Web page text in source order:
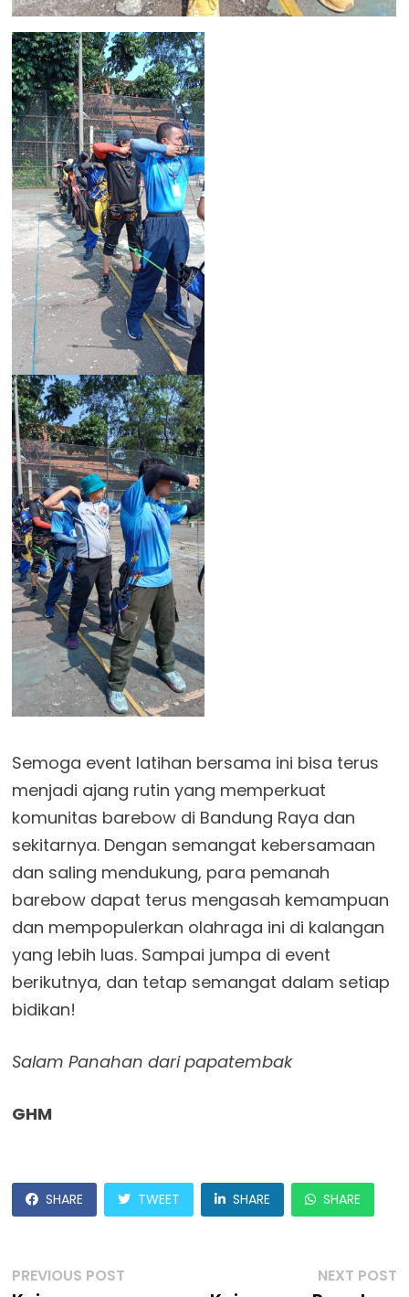
Semoga event latihan bersama ini bisa terus
menjadi ajang rutin yang memperkuat
komunitas barebow di Bandung Raya dan
sekitarnya. Dengan semangat kebersamaan
dan saling mendukung, para pemanah
barebow dapat terus mengasah kemampuan
dan mempopulerkan olahraga ini di kalangan
yang lebih luas. Sampai jumpa di event
berikutnya, dan tetap semangat dalam setiap
bidikan!
Salam Panahan dari papatembak
GHM
SHARE TWEET SHARE SHARE
Post
PREVIOUS POST NEXT POST